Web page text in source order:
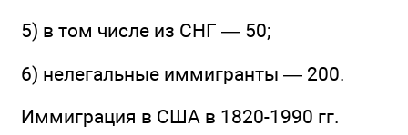
5) в том числе из СНГ — 50;
6) нелегальные иммигранты — 200.
Иммиграция в США в 1820-1990 гг.